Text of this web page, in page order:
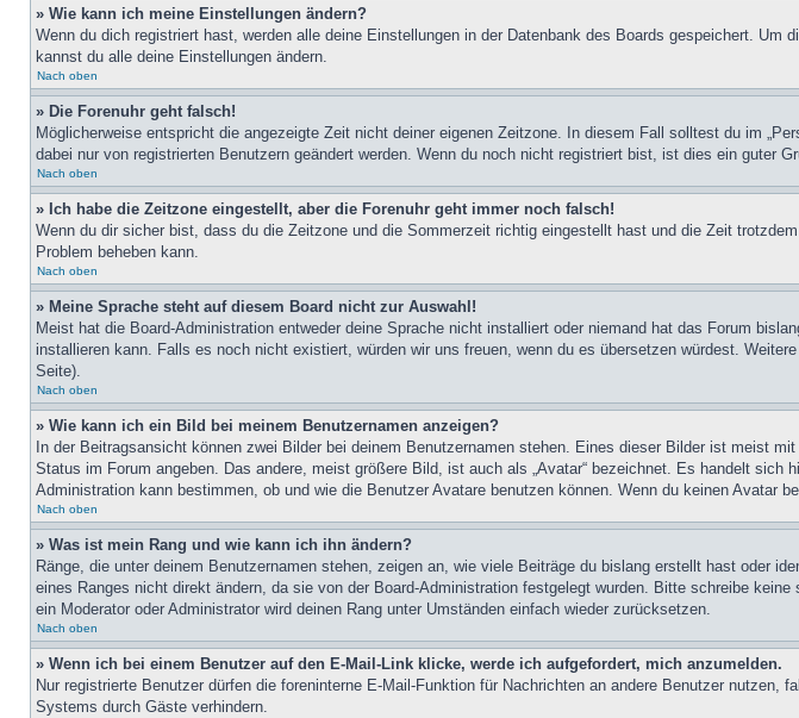
» Wie kann ich meine Einstellungen ändern?
Wenn du dich registriert hast, werden alle deine Einstellungen in der Datenbank des Boards gespeichert.
kannst du alle deine Einstellungen ändern.
Nach oben
» Die Forenuhr geht falsch!
Möglicherweise entspricht die angezeigte Zeit nicht deiner eigenen Zeitzone. In diesem Fall solltest du im
dabei nur von registrierten Benutzern geändert werden. Wenn du noch nicht registriert bist, ist dies ein guter
Nach oben
» Ich habe die Zeitzone eingestellt, aber die Forenuhr geht immer noch falsch!
Wenn du dir sicher bist, dass du die Zeitzone und die Sommerzeit richtig eingestellt hast und die Zeit
Problem beheben kann.
Nach oben
» Meine Sprache steht auf diesem Board nicht zur Auswahl!
Meist hat die Board-Administration entweder deine Sprache nicht installiert oder niemand hat das Forum
installieren kann. Falls es noch nicht existiert, würden wir uns freuen, wenn du es übersetzen würdest.
Seite).
Nach oben
» Wie kann ich ein Bild bei meinem Benutzernamen anzeigen?
In der Beitragsansicht können zwei Bilder bei deinem Benutzernamen stehen. Eines dieser Bilder ist meist
Status im Forum angeben. Das andere, meist größere Bild, ist auch als „Avatar“ bezeichnet. Es handelt
Administration kann bestimmen, ob und wie die Benutzer Avatare benutzen können. Wenn du keinen Avatar
Nach oben
» Was ist mein Rang und wie kann ich ihn ändern?
Ränge, die unter deinem Benutzernamen stehen, zeigen an, wie viele Beiträge du bislang erstellt hast oder
eines Ranges nicht direkt ändern, da sie von der Board-Administration festgelegt wurden. Bitte schreibe
ein Moderator oder Administrator wird deinen Rang unter Umständen einfach wieder zurücksetzen.
Nach oben
» Wenn ich bei einem Benutzer auf den E-Mail-Link klicke, werde ich aufgefordert, mich anzumelden.
Nur registrierte Benutzer dürfen die foreninterne E-Mail-Funktion für Nachrichten an andere Benutzer
Systems durch Gäste verhindern.